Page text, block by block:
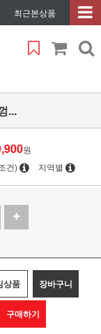
최근본상품
...
원
건) 지역별
상품 장바구니
구매하기